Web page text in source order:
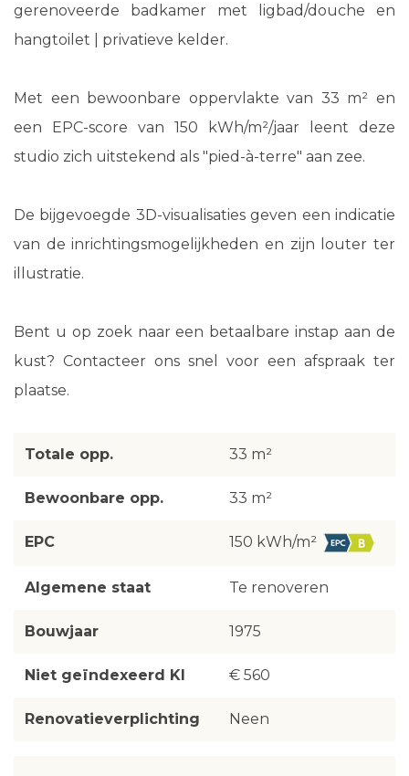
gerenoveerde badkamer met ligbad/douche en
hangtoilet | privatieve kelder.
Met een bewoonbare oppervlakte van 33 m² en
een EPC-score van 150 kWh/m²/jaar leent deze
studio zich uitstekend als "pied-à-terre" aan zee.
De bijgevoegde 3D-visualisaties geven een indicatie
van de inrichtingsmogelijkheden en zijn louter ter
illustratie.
Bent u op zoek naar een betaalbare instap aan de
kust? Contacteer ons snel voor een afspraak ter
plaatse.
Totale opp. 33 m²
Bewoonbare opp. 33 m²
EPC 150 kWh/m²
Algemene staat Te renoveren
Bouwjaar 1975
Niet geïndexeerd KI € 560
Renovatieverplichting Neen